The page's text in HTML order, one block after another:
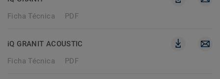
Ficha Técnica
PDF
iQ GRANIT ACOUSTIC
Ficha Técnica
PDF